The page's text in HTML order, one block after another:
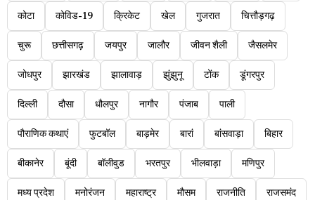
कोटा कोविड-19 क्रिकेट खेल गुजरात चित्तौड़गढ़
चुरू छत्तीसगढ़ जयपुर जालौर जीवन शैली जैसलमेर
जोधपुर झारखंड झालावाड़ झुंझुनू टोंक डूंगरपुर
दिल्ली दौसा धौलपुर नागौर पंजाब पाली
पौराणिक कथाएं फुटबॉल बाड़मेर बारां बांसवाड़ा बिहार
बीकानेर बूंदी बॉलीवुड भरतपुर भीलवाड़ा मणिपुर
मध्य प्रदेश मनोरंजन महाराष्ट्र मौसम राजनीति राजसमंद